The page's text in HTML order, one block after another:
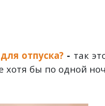
отпуска? - так
бы по одной